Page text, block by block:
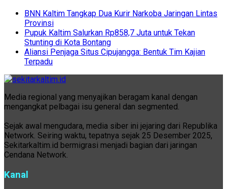
BNN Kaltim Tangkap Dua Kurir Narkoba Jaringan Lintas
Provinsi
Pupuk Kaltim Salurkan Rp858,7 Juta untuk Tekan
Stunting di Kota Bontang
Aliansi Penjaga Situs Cipujangga: Bentuk Tim Kajian
Terpadu
Media regional yang menyajikan beragam kanal dengan
mengangkat pelbagai isu general dan segmented.
Sejak awal mengudara, media siber ini jejaring dari Republika
Network. Seiring waktu, tepatnya sejak 25 Desember 2025,
Sekitarkaltim.id bermigrasi menjadi bagian dari jaringan
Cendana Network.
Kanal